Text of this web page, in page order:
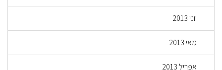
יוני 2013
מאי 2013
אפריל 2013